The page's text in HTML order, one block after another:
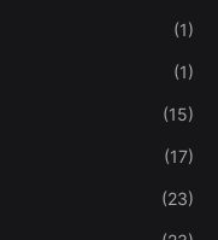
(1)
(1)
(15)
(17)
(23)